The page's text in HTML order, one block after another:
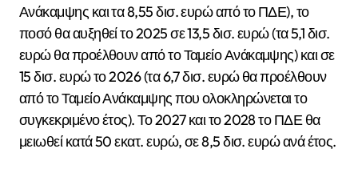
Ανάκαμψης και τα 8,55 δισ. ευρώ από το ΠΔΕ), το
ποσό θα αυξηθεί το 2025 σε 13,5 δισ. ευρώ (τα 5,1 δισ.
ευρώ θα προέλθουν από το Ταμείο Ανάκαμψης) και σε
15 δισ. ευρώ το 2026 (τα 6,7 δισ. ευρώ θα προέλθουν
από το Ταμείο Ανάκαμψης που ολοκληρώνεται το
συγκεκριμένο έτος). Το 2027 και το 2028 το ΠΔΕ θα
μειωθεί κατά 50 εκατ. ευρώ, σε 8,5 δισ. ευρώ ανά έτος.